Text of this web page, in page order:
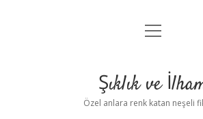
Anasayfa
Yasal Uyarı
menüyü
Şıklık ve
Özel anlara renk katan neşeli